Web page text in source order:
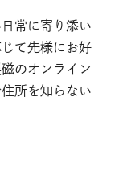
常に寄り添い
て先様にお好
のオンライン
所を知らない